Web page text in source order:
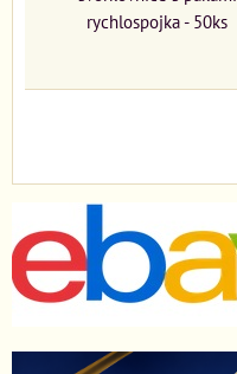
rychlospojka - 50ks